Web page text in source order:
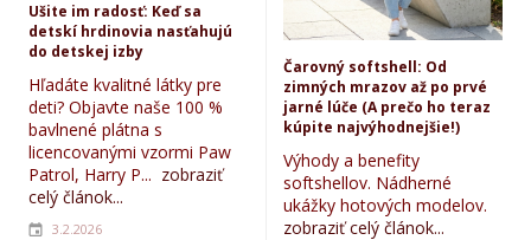
Ušite im radosť: Keď sa
detskí hrdinovia nasťahujú
do detskej izby
Hľadáte kvalitné látky pre
deti? Objavte naše 100 %
bavlnené plátna s
licencovanými vzormi Paw
Patrol, Harry P... zobraziť
celý článok...
3.2.2026
Čarovný softshell: Od
zimných mrazov až po prvé
jarné lúče (A prečo ho teraz
kúpite najvýhodnejšie!)
Výhody a benefity
softshellov. Nádherné
ukážky hotových modelov.
zobraziť celý článok...